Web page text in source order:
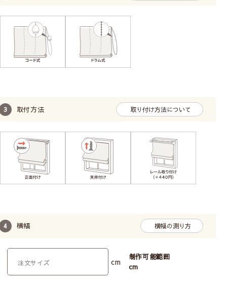
取付方法 取り付け方法について
横幅 横幅の測り方
cm
制作可能範囲
cm